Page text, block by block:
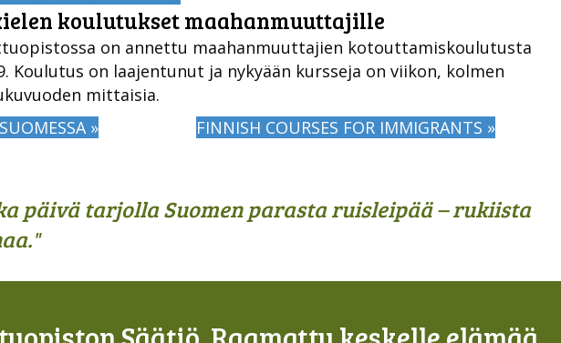
koulutukset maahanmuuttajille
on annettu maahanmuuttajien kotouttamiskoulutusta
Koulutus on laajentunut ja nykyään kursseja on viikon, kolmen
mittaisia.
»
FINNISH COURSES FOR IMMIGRANTS »
päivä tarjolla Suomen parasta ruisleipää – rukiista